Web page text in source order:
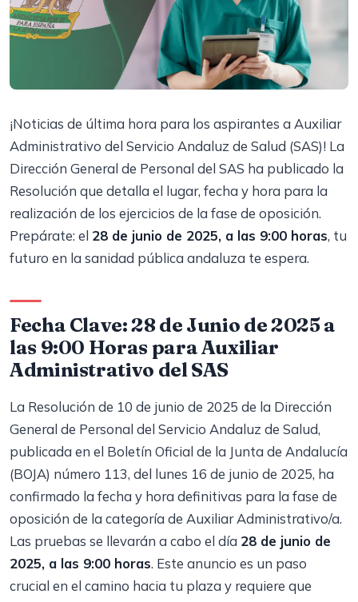
¡Noticias de última hora para los aspirantes a Auxiliar
Administrativo del Servicio Andaluz de Salud (SAS)! La
Dirección General de Personal del SAS ha publicado la
Resolución que detalla el lugar, fecha y hora para la
realización de los ejercicios de la fase de oposición.
Prepárate: el 28 de junio de 2025, a las 9:00 horas, tu
futuro en la sanidad pública andaluza te espera.
Fecha Clave: 28 de Junio de 2025 a
las 9:00 Horas para Auxiliar
Administrativo del SAS
La Resolución de 10 de junio de 2025 de la Dirección
General de Personal del Servicio Andaluz de Salud,
publicada en el Boletín Oficial de la Junta de Andalucía
(BOJA) número 113, del lunes 16 de junio de 2025, ha
confirmado la fecha y hora definitivas para la fase de
oposición de la categoría de Auxiliar Administrativo/a.
Las pruebas se llevarán a cabo el día 28 de junio de
2025, a las 9:00 horas. Este anuncio es un paso
crucial en el camino hacia tu plaza y requiere que